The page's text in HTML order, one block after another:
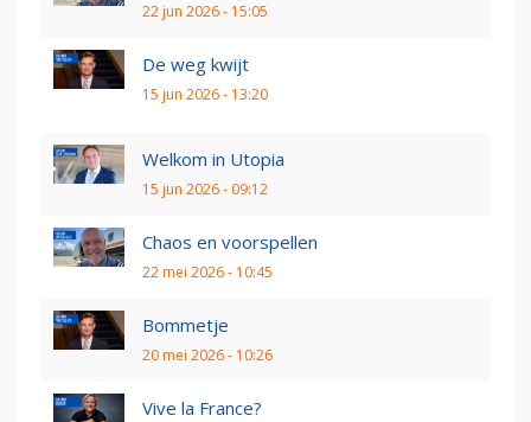
22 jun 2026 - 15:05
De weg kwijt
15 jun 2026 - 13:20
Welkom in Utopia
15 jun 2026 - 09:12
Chaos en voorspellen
22 mei 2026 - 10:45
Bommetje
20 mei 2026 - 10:26
Vive la France?